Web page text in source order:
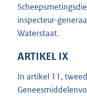
inspecteur-
Waterstaat.
ARTIKEL IX
In artikel 11,